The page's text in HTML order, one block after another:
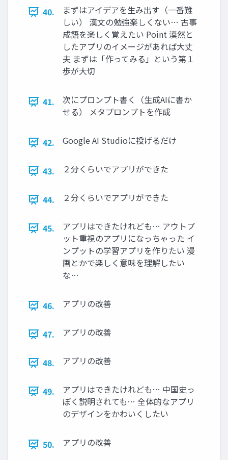
40.
まずはアイデアを生み出す（一番難
しい） 漢文の勉強楽しくない… 古事
成語を楽しく覚えたい Point 漠然と
したアプリのイメージがあれば大丈
夫 まずは「作ってみる」という第１
歩が大切
41.
次にプロンプト書く（生成AIに書か
せる） メタプロンプトを作成
42. Google AI Studioに投げるだけ
43. ２分くらいでアプリができた
44. ２分くらいでアプリができた
45.
アプリはできたけれども… アウトプ
ット重視のアプリになっちゃった イ
ンプットの学習アプリを作りたい 漫
画とかで楽しく意味を理解したい
な…
46. アプリの改善
47. アプリの改善
48. アプリの改善
49.
アプリはできたけれども… 中国史っ
ぽく説明されても… 全体的なアプリ
のデザインをかわいくしたい
50. アプリの改善